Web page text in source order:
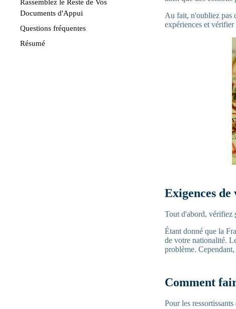
Rassemblez le Reste de Vos
Documents d'Appui
Questions fréquentes
Résumé
Au fait, n'oubliez pas
expériences et
Exigences
Tout d'abord, vérifiez
Étant donné que la
de votre nationalité.
problème.
Comment
Pour les